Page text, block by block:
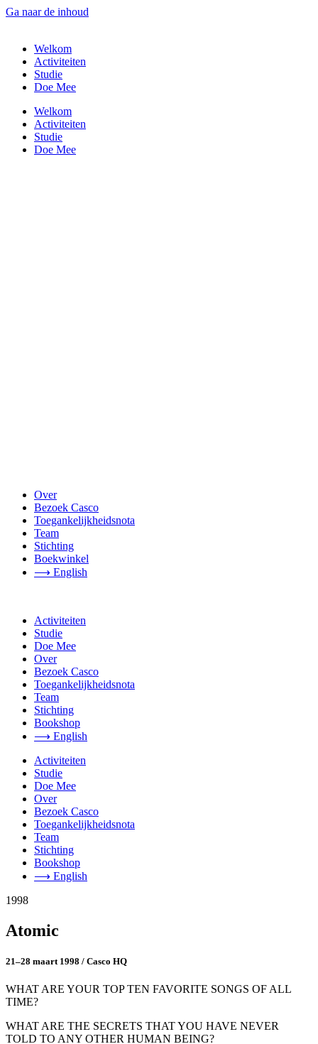
Ga naar de inhoud
Welkom
Activiteiten
Studie
Doe Mee
Welkom
Activiteiten
Studie
Doe Mee
Over
Bezoek Casco
Toegankelijkheidsnota
Team
Stichting
Boekwinkel
⟶ English
Activiteiten
Studie
Doe Mee
Over
Bezoek Casco
Toegankelijkheidsnota
Team
Stichting
Bookshop
⟶ English
Activiteiten
Studie
Doe Mee
Over
Bezoek Casco
Toegankelijkheidsnota
Team
Stichting
Bookshop
⟶ English
1998
Atomic
21–28 maart 1998 / Casco HQ
WHAT ARE YOUR TOP TEN FAVORITE SONGS OF ALL
TIME?
WHAT ARE THE SECRETS THAT YOU HAVE NEVER
TOLD TO ANY OTHER HUMAN BEING?